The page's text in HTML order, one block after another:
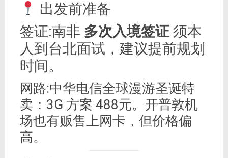
出发前准备
签证:南非 多次入境签证须本
人到台北面试，建议提前规划
时间。
网路:中华电信全球漫游圣诞特
卖：3G 方案 488元。开普敦机
场也有贩售上网卡，但价格偏
高。